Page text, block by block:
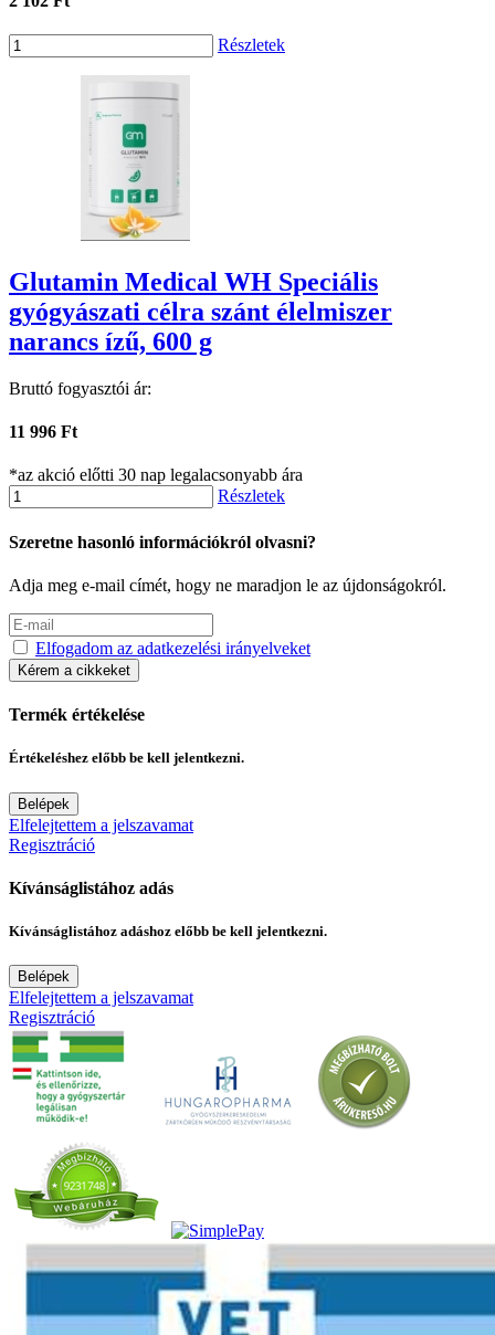
Részletek
Glutamin Medical WH Speciális
gyógyászati célra szánt élelmiszer
narancs ízű, 600 g
Bruttó fogyasztói ár:
11 996 Ft
*az akció előtti 30 nap legalacsonyabb ára
Részletek
Szeretne hasonló információkról olvasni?
Adja meg e-mail címét, hogy ne maradjon le az újdonságokról.
Elfogadom az adatkezelési irányelveket
Kérem a cikkeket
Termék értékelése
Értékeléshez előbb be kell jelentkezni.
Belépek
Elfelejtettem a jelszavamat
Regisztráció
Kívánságlistához adás
Kívánságlistához adáshoz előbb be kell jelentkezni.
Belépek
Elfelejtettem a jelszavamat
Regisztráció